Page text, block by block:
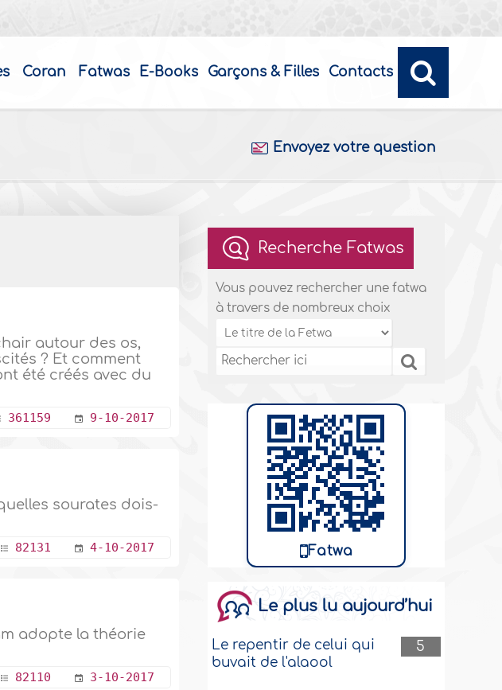
Coran Fatwas E-Books Garçons & Filles Contacts
Envoyez votre question
autour des os,
? Et comment
été créés avec du
361159 9-10-2017
sourates dois-
82131 4-10-2017
adopte la théorie
82110 3-10-2017
Recherche Fatwas
Vous pouvez rechercher une fatwa
à travers de nombreux choix
Fatwa
Le plus lu aujourd’hui
5
Le repentir de celui qui
buvait de l'alaool